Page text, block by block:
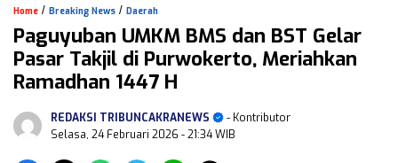
Home / Breaking News / Daerah
Paguyuban UMKM BMS dan BST Gelar
Pasar Takjil di Purwokerto, Meriahkan
Ramadhan 1447 H
REDAKSI TRIBUNCAKRANEWS
- Kontributor
Selasa, 24 Februari 2026 - 21:34 WIB